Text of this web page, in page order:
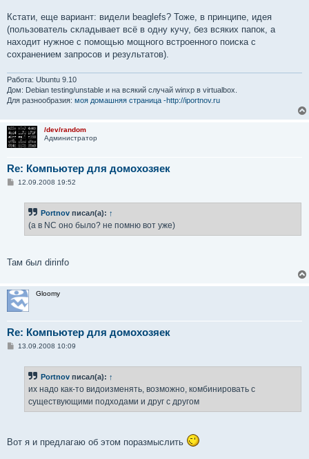
Кстати, еще вариант: видели beaglefs? Тоже, в принципе, идея
(пользователь складывает всё в одну кучу, без всяких папок, а
находит нужное с помощью мощного встроенного поиска с
сохранением запросов и результатов).
Работа: Ubuntu 9.10
Дом: Debian testing/unstable и на всякий случай winxp в virtualbox.
Для разнообразия: моя домашняя страница -http://iportnov.ru
/dev/random
Администратор
Re: Компьютер для домохозяек
С12.09.2008 19:52
Portnov писал(а): ↑
(а в NC оно было? не помню вот уже)
Там был dirinfo
Gloomy
Re: Компьютер для домохозяек
С13.09.2008 10:09
Portnov писал(а): ↑
их надо как-то видоизменять, возможно, комбинировать с
существующими подходами и друг с другом
Вот я и предлагаю об этом поразмыслить